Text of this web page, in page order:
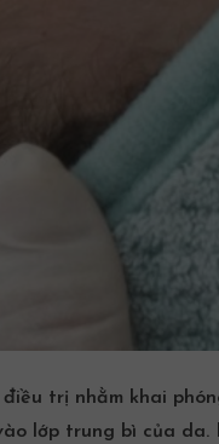
trị nhằm khai
lớp trung bì của